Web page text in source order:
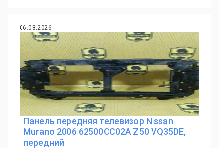
06.08.2026
Панель передняя телевизор Nissan
Murano 2006 62500CC02A Z50 VQ35DE,
передний